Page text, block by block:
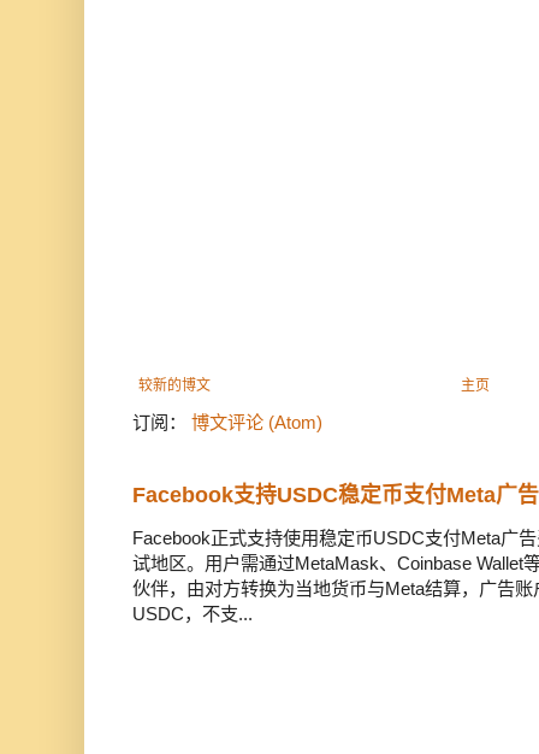
较新的博文 主页
订阅： 博文评论 (Atom)
Facebook支持USDC稳定币支付Meta广
Facebook正式支持使用稳定币USDC支付Meta广
试地区。用户需通过MetaMask、Coinbase Wallet
伙伴，由对方转换为当地货币与Meta结算，广告
USDC，不支...